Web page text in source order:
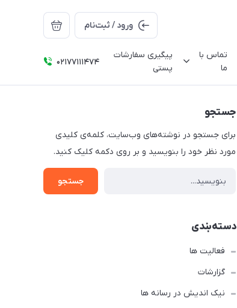
ورود / ثبت‌نام
تماس با
ما
پیگیری سفارشات
پستی
02177111474
جستجو
برای جستجو در نوشته‌های وب‌سایت، کلمه‌ی کلیدی
مورد نظر خود را بنویسید و بر روی دکمه کلیک کنید.
جستجو
دسته‌بندی
فعالیت ها
گزارشات
نیک اندیش در رسانه ها